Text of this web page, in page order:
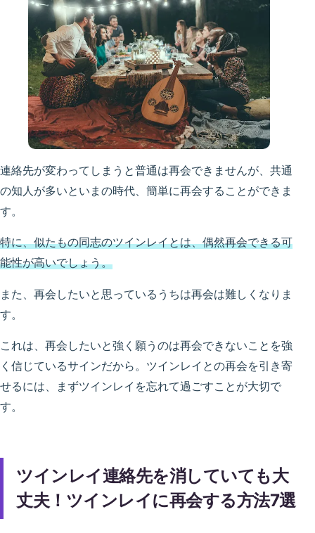
連絡先が変わってしまうと普通は再会できませんが、共通
の知人が多いといまの時代、簡単に再会することができま
す。
特に、似たもの同志のツインレイとは、偶然再会できる可
能性が高いでしょう。
また、再会したいと思っているうちは再会は難しくなりま
す。
これは、再会したいと強く願うのは再会できないことを強
く信じているサインだから。ツインレイとの再会を引き寄
せるには、まずツインレイを忘れて過ごすことが大切で
す。
ツインレイ連絡先を消していても大
丈夫！ツインレイに再会する方法7選